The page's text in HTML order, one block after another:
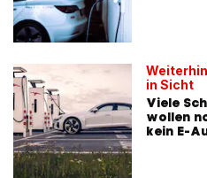
in Sicht
Viele
wollen
kein E-